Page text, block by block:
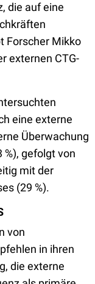
die auf eine
Forscher Mikko
externen CTG-
eine externe
Überwachung
gefolgt von
mit der
(29 %).
von
in ihren
die externe